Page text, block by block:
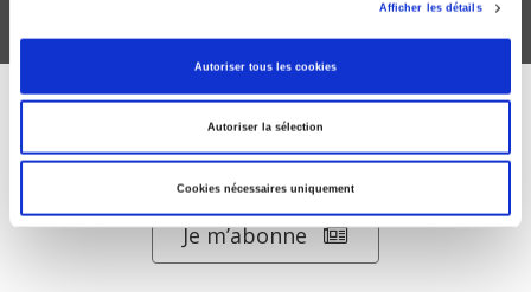
Afficher les détails
Autoriser tous les cookies
Autoriser la sélection
Cookies nécessaires uniquement
ABONNEZ-VOUS À NOS
REVUES
Je m’abonne